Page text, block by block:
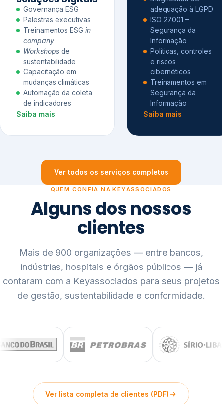
Governança ESG
Palestras executivas
Treinamentos ESG in
company
Workshops de
sustentabilidade
Capacitação em
mudanças climáticas
Automação da coleta
de indicadores
Saiba mais
adequação à LGPD
ISO 27001 –
Segurança da
Informação
Políticas, controles
e riscos
cibernéticos
Treinamentos em
Segurança da
Informação
Saiba mais
Ver todos os serviços completos
QUEM CONFIA NA KEYASSOCIADOS
Alguns dos nossos
clientes
Mais de 900 organizações — entre bancos,
indústrias, hospitais e órgãos públicos — já
contaram com a Keyassociados para seus projetos
de gestão, sustentabilidade e conformidade.
Ver lista completa de clientes (PDF)